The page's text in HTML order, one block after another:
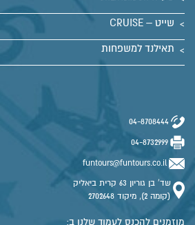
שייט – CRUISE
תאילנד למשפחות
04-8708444
04-8732999
funtours@funtours.co.il
שד' בן גוריון 63 קרית ביאליק
(קומה 2), מיקוד 2702648
מוזמנים להכנס לעמוד שלנו ב: